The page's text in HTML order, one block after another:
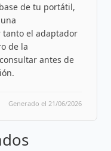
de tu portátil,
el adaptador
de la
antes de
Generado el 21/06/2026